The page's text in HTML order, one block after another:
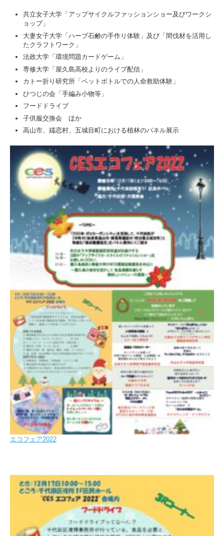
共立女子大学「アップサイクルファッションショー及びワークシ
ョップ」
大妻女子大学「ハーブ石鹸の手作り体験」及び「間伐材を活用し
たクラフトワーク」
法政大学「環境問題カードゲーム」
専修大学「屋久島高校よりのライブ配信」
カトー折り研究所「ペットボトルでの人命救助体験」
ひつじの会「手編み小物等」
フードドライブ
子供服交換会 ほか
高山市、嬬恋村、五城目町における植林のパネル展示
エコフェア2022